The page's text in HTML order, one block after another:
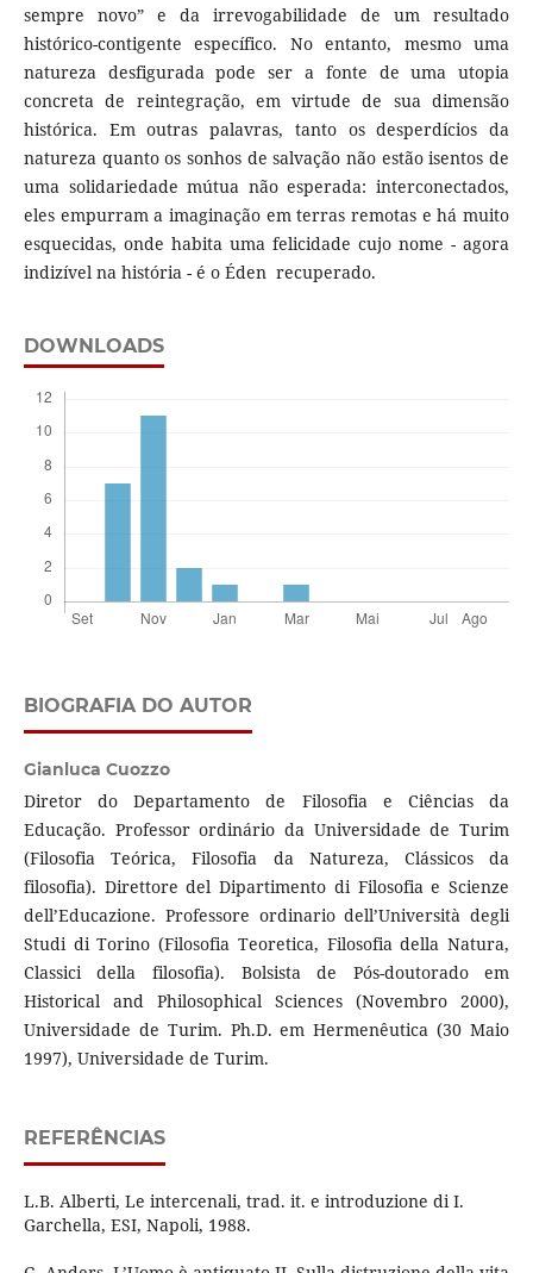
sempre novo” e da irrevogabilidade de um resultado
histórico-contigente específico. No entanto, mesmo uma
natureza desfigurada pode ser a fonte de uma utopia
concreta de reintegração, em virtude de sua dimensão
histórica. Em outras palavras, tanto os desperdícios da
natureza quanto os sonhos de salvação não estão isentos de
uma solidariedade mútua não esperada: interconectados,
eles empurram a imaginação em terras remotas e há muito
esquecidas, onde habita uma felicidade cujo nome - agora
indizível na história - é o Éden recuperado.
DOWNLOADS
BIOGRAFIA DO AUTOR
Gianluca Cuozzo
Diretor do Departamento de Filosofia e Ciências da
Educação. Professor ordinário da Universidade de Turim
(Filosofia Teórica, Filosofia da Natureza, Clássicos da
filosofia). Direttore del Dipartimento di Filosofia e Scienze
dell’Educazione. Professore ordinario dell’Università degli
Studi di Torino (Filosofia Teoretica, Filosofia della Natura,
Classici della filosofia). Bolsista de Pós-doutorado em
Historical and Philosophical Sciences (Novembro 2000),
Universidade de Turim. Ph.D. em Hermenêutica (30 Maio
1997), Universidade de Turim.
REFERÊNCIAS
L.B. Alberti, Le intercenali, trad. it. e introduzione di I.
Garchella, ESI, Napoli, 1988.